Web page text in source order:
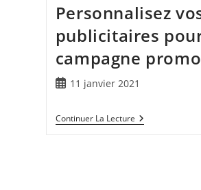
Personnalisez
publicitaires
campagne
11 janvier 2021
Continuer La Lecture